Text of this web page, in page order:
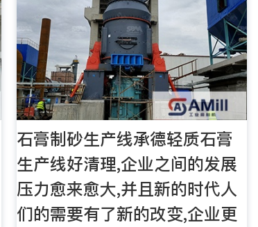
石膏制砂生产线承德轻质石膏
生产线好清理,企业之间的发展
压力愈来愈大,并且新的时代人
们的需要有了新的改变,企业更